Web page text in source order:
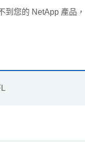
到您的 NetApp 產品